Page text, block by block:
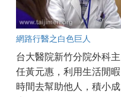
網路行醫之白色巨人
台大醫院新竹分院外科主
任黃元惠，利用生活閒暇
時間去幫助他人，積小成